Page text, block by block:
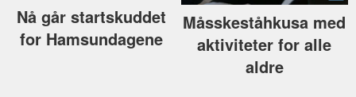
Nå går startskuddet
for Hamsundagene
Måsskeståhkusa med
aktiviteter for alle
aldre